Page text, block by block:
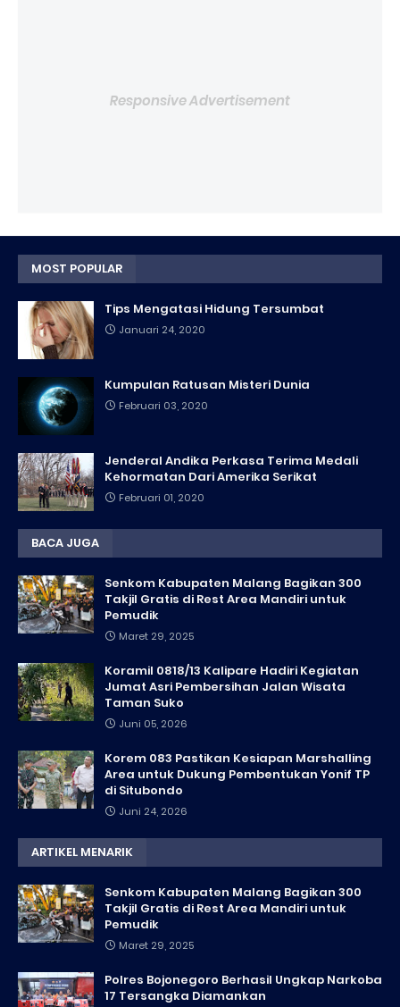
Responsive Advertisement
MOST POPULAR
Tips Mengatasi Hidung Tersumbat
Januari 24, 2020
Kumpulan Ratusan Misteri Dunia
Februari 03, 2020
Jenderal Andika Perkasa Terima Medali
Kehormatan Dari Amerika Serikat
Februari 01, 2020
BACA JUGA
Senkom Kabupaten Malang Bagikan 300
Takjil Gratis di Rest Area Mandiri untuk
Pemudik
Maret 29, 2025
Koramil 0818/13 Kalipare Hadiri Kegiatan
Jumat Asri Pembersihan Jalan Wisata
Taman Suko
Juni 05, 2026
Korem 083 Pastikan Kesiapan Marshalling
Area untuk Dukung Pembentukan Yonif TP
di Situbondo
Juni 24, 2026
ARTIKEL MENARIK
Senkom Kabupaten Malang Bagikan 300
Takjil Gratis di Rest Area Mandiri untuk
Pemudik
Maret 29, 2025
Polres Bojonegoro Berhasil Ungkap Narkoba
17 Tersangka Diamankan